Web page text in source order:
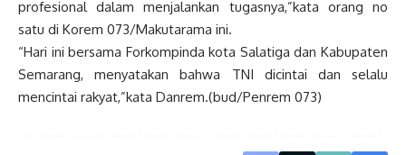
profesional dalam menjalankan tugasnya,”kata orang no
satu di Korem 073/Makutarama ini.
“Hari ini bersama Forkompinda kota Salatiga dan Kabupaten
Semarang, menyatakan bahwa TNI dicintai dan selalu
mencintai rakyat,”kata Danrem.(bud/Penrem 073)